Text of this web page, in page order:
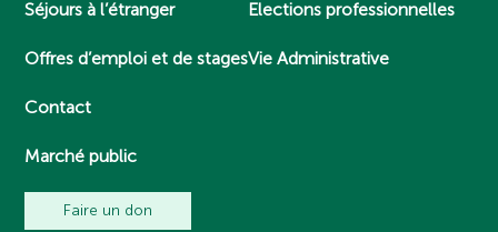
Séjours à l’étranger
Offres d’emploi et de stages
Contact
Marché public
Elections professionnelles
Vie Administrative
Faire un don